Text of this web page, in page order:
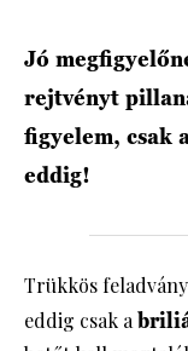
Jó
rejtvényt
figyelem, csak
eddig!
Trükkös
eddig csak a